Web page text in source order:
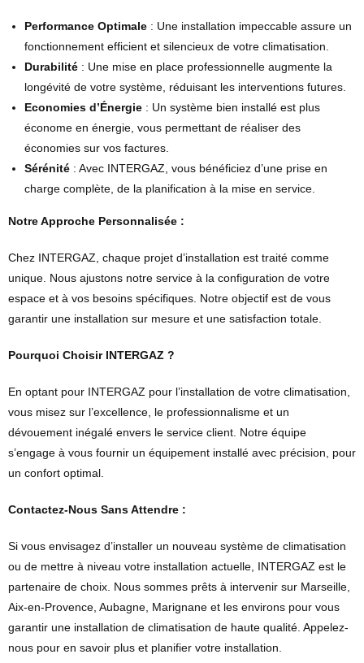
Performance Optimale : Une installation impeccable assure un
fonctionnement efficient et silencieux de votre climatisation.
Durabilité : Une mise en place professionnelle augmente la
longévité de votre système, réduisant les interventions futures.
Economies d’Énergie : Un système bien installé est plus
économe en énergie, vous permettant de réaliser des
économies sur vos factures.
Sérénité : Avec INTERGAZ, vous bénéficiez d’une prise en
charge complète, de la planification à la mise en service.
Notre Approche Personnalisée :
Chez INTERGAZ, chaque projet d’installation est traité comme
unique. Nous ajustons notre service à la configuration de votre
espace et à vos besoins spécifiques. Notre objectif est de vous
garantir une installation sur mesure et une satisfaction totale.
Pourquoi Choisir INTERGAZ ?
En optant pour INTERGAZ pour l’installation de votre climatisation,
vous misez sur l’excellence, le professionnalisme et un
dévouement inégalé envers le service client. Notre équipe
s’engage à vous fournir un équipement installé avec précision, pour
un confort optimal.
Contactez-Nous Sans Attendre :
Si vous envisagez d’installer un nouveau système de climatisation
ou de mettre à niveau votre installation actuelle, INTERGAZ est le
partenaire de choix. Nous sommes prêts à intervenir sur Marseille,
Aix-en-Provence, Aubagne, Marignane et les environs pour vous
garantir une installation de climatisation de haute qualité. Appelez-
nous pour en savoir plus et planifier votre installation.